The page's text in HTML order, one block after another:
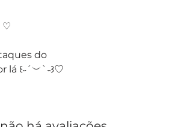
♡
do
꒰˶´︶`˵꒱♡